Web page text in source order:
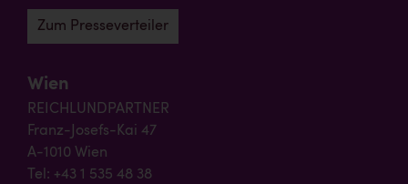
Zum Presseverteiler
Wien
REICHLUNDPARTNER
Franz-Josefs-Kai 47
A-1010 Wien
Tel: +43 1 535 48 38